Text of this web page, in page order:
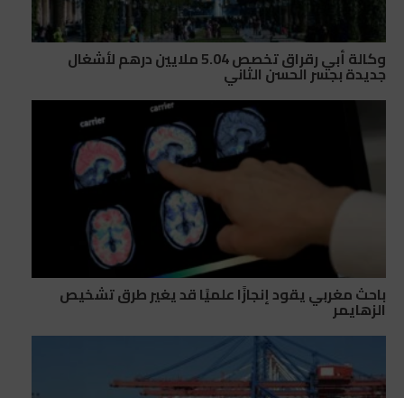
وكالة أبي رقراق تخصص 5.04 ملايين درهم لأشغال
جديدة بجسر الحسن الثاني
باحث مغربي يقود إنجازًا علميًا قد يغير طرق تشخيص
الزهايمر